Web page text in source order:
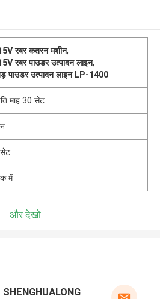
रबर कतरन मशीन,
रबर पाउडर उत्पादन लाइन,
पाउडर उत्पादन लाइन LP-1400
माह 30 सेट
में
और देखो